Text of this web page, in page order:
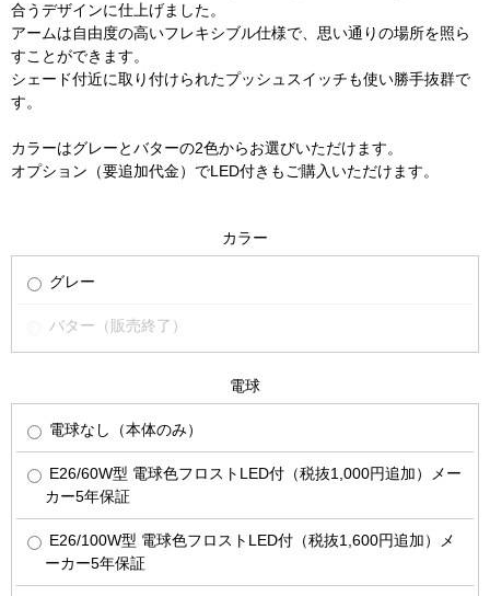
合うデザインに仕上げました。
アームは自由度の高いフレキシブル仕様で、思い通りの場所を照ら
すことができます。
シェード付近に取り付けられたプッシュスイッチも使い勝手抜群で
す。
カラーはグレーとバターの2色からお選びいただけます。
オプション（要追加代金）でLED付きもご購入いただけます。
カラー
グレー
バター（販売終了）
電球
電球なし（本体のみ）
E26/60W型 電球色フロストLED付（税抜1,000円追加）メー
カー5年保証
E26/100W型 電球色フロストLED付（税抜1,600円追加）メ
ーカー5年保証